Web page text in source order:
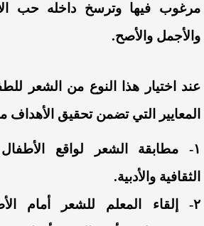
مرغوب فيها وترسخ داخله حب
والأجمل والأصح.
عند اختيار هذا النوع من الشعر
المعايير التي تضمن تحقيق الأهداف
١- مطابقة الشعر لواقع الأطفال
الثقافية والأدبية.
٢- إلقاء المعلم للشعر أمام